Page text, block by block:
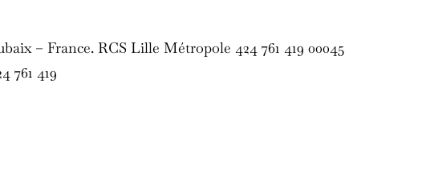
– France. RCS Lille Métropole 424 761 419 00045
761 419